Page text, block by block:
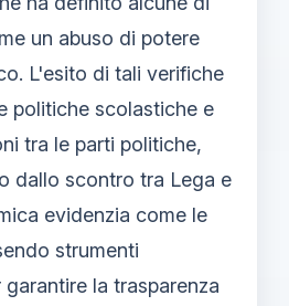
un abuso di potere
L'esito di tali verifiche
politiche scolastiche e
tra le parti politiche,
dallo scontro tra Lega e
evidenzia come le
strumenti
la trasparenza